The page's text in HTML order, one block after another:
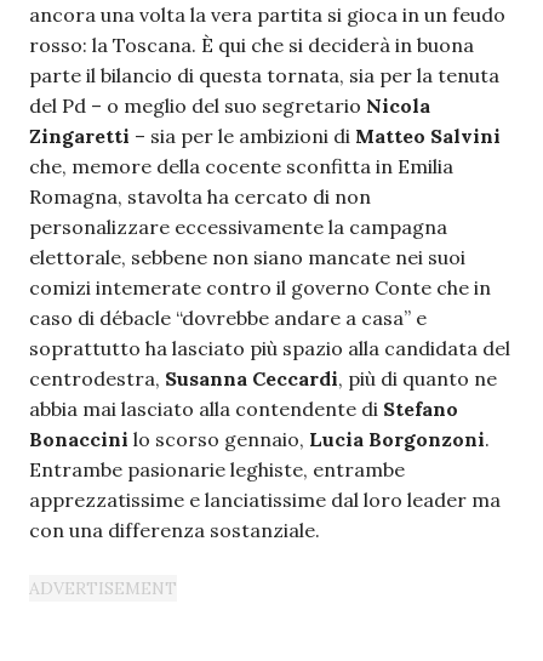
ancora una volta la vera partita si gioca in un feudo
rosso: la Toscana. È qui che si deciderà in buona
parte il bilancio di questa tornata, sia per la tenuta
del Pd – o meglio del suo segretario Nicola
Zingaretti – sia per le ambizioni di Matteo Salvini
che, memore della cocente sconfitta in Emilia
Romagna, stavolta ha cercato di non
personalizzare eccessivamente la campagna
elettorale, sebbene non siano mancate nei suoi
comizi intemerate contro il governo Conte che in
caso di débacle “dovrebbe andare a casa” e
soprattutto ha lasciato più spazio alla candidata del
centrodestra, Susanna Ceccardi, più di quanto ne
abbia mai lasciato alla contendente di Stefano
Bonaccini lo scorso gennaio, Lucia Borgonzoni.
Entrambe pasionarie leghiste, entrambe
apprezzatissime e lanciatissime dal loro leader ma
con una differenza sostanziale.